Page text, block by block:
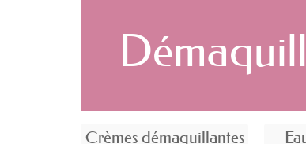
Crèmes démaquillantes